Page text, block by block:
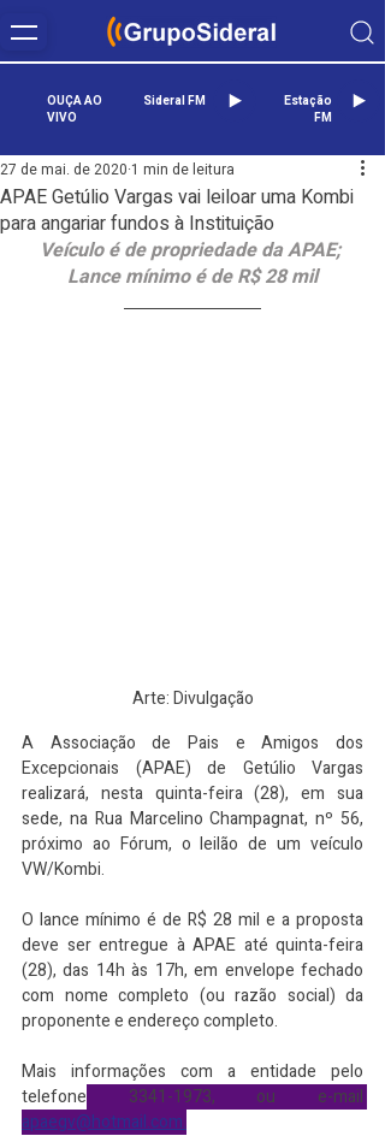
OUÇA AO
VIVO
Sideral FM
Estação
FM
APAE Getúlio Vargas vai leiloar uma Kombi
para angariar fundos à Instituição
27 de mai. de 2020 1 min de leitura
Veículo é de propriedade da APAE;
Lance mínimo é de R$ 28 mil
Arte: Divulgação
A Associação de Pais e Amigos dos
Excepcionais (APAE) de Getúlio Vargas
realizará, nesta quinta-feira (28), em sua
sede, na Rua Marcelino Champagnat, nº 56,
próximo ao Fórum, o leilão de um veículo
VW/Kombi.
O lance mínimo é de R$ 28 mil e a proposta
deve ser entregue à APAE até quinta-feira
com nome completo (ou razão social) da
proponente e endereço completo.
Mais informações com a entidade pelo
telefone
apaegv@hotmail.com.